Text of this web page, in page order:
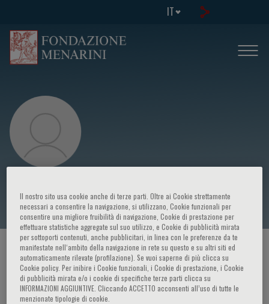
IT
Smiljan Astudillo
HOME PAGE / CORSI ED EVENTI / RELATORE
Il nostro sito usa cookie anche di terze parti. Oltre ai Cookie strettamente
necessari a consentire la navigazione, si utilizzano, Cookie funzionali per
consentire una migliore fruibilità di navigazione, Cookie di prestazione per
effettuare statistiche aggregate sul suo utilizzo, e Cookie di pubblicità mirata
per sottoporti contenuti, anche pubblicitari, in linea con le preferenze da te
manifestate nell‘ambito della navigazione in rete su questo e su altri siti ed
automaticamente rilevate (profilazione). Se vuoi saperne di più clicca su
Cookie policy. Per inibire i Cookie funzionali, i Cookie di prestazione, i Cookie
di pubblicità mirata e/o i cookie di specifiche terze parti clicca su
INFORMAZIONI AGGIUNTIVE. Cliccando ACCETTO acconsenti all’uso di tutte le
menzionate tipologie di cookie.